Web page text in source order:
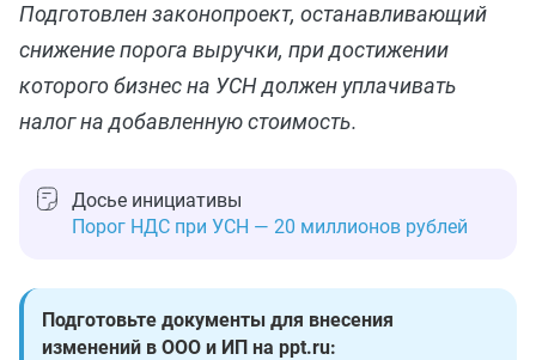
Подготовлен законопроект, останавливающий
снижение порога выручки, при достижении
которого бизнес на УСН должен уплачивать
налог на добавленную стоимость.
Досье инициативы
Порог НДС при УСН — 20 миллионов рублей
Подготовьте документы для внесения
изменений в ООО и ИП на ppt.ru: